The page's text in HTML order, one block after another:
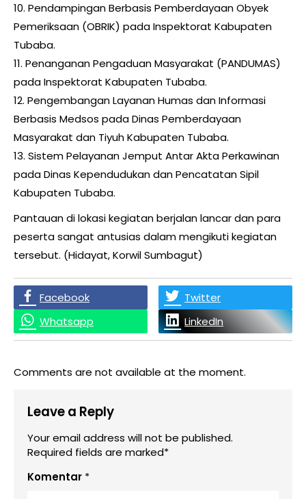
10. Pendampingan Berbasis Pemberdayaan Obyek
Pemeriksaan (OBRIK) pada Inspektorat Kabupaten
Tubaba.
11. Penanganan Pengaduan Masyarakat (PANDUMAS)
pada Inspektorat Kabupaten Tubaba.
12. Pengembangan Layanan Humas dan Informasi
Berbasis Medsos pada Dinas Pemberdayaan
Masyarakat dan Tiyuh Kabupaten Tubaba.
13. Sistem Pelayanan Jemput Antar Akta Perkawinan
pada Dinas Kependudukan dan Pencatatan Sipil
Kabupaten Tubaba.
Pantauan di lokasi kegiatan berjalan lancar dan para
peserta sangat antusias dalam mengikuti kegiatan
tersebut. (Hidayat, Korwil Sumbagut)
Facebook
Twitter
Whatsapp
LinkedIn
Comments are not available at the moment.
Leave a Reply
Your email address will not be published.
Required fields are marked*
Komentar *